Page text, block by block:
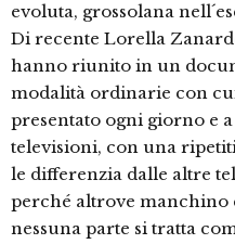
evoluta, grossolana
Di recente Lorella
hanno riunito in un
modalità ordinarie con
presentato ogni giorno e
televisioni, con una
le differenzia dalle altre
perché altrove manchino
nessuna parte si tratta